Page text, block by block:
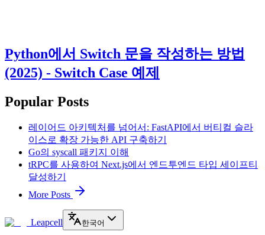
Python에서 Switch 문을 작성하는 방법
(2025) - Switch Case 예제
Popular Posts
레이어드 아키텍처를 넘어서: FastAPI에서 버티컬 슬라
이스로 확장 가능한 API 구축하기
Go의 syscall 패키지 이해
tRPC를 사용하여 Next.js에서 엔드투엔드 타입 세이프티
달성하기
More Posts
Leapcell 한국어